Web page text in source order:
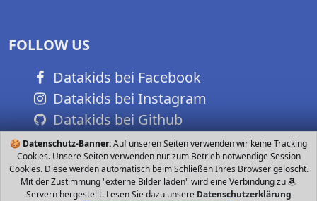
🍪 Datenschutz-Banner:Auf unseren Seiten verwenden wir keine Tracking
Cookies. Unsere Seiten verwenden nur zum Betrieb notwendige Session
Cookies. Diese werden automatisch beim Schließen Ihres Browser gelöscht.
Mit der Zustimmung "externe Bilder laden" wird eine Verbindung zu
Servern hergestellt. Lesen Sie dazu unsere Datenschutzerklärung
FOLLOW US
Datakids bei Facebook
Datakids bei Instagram
Datakids bei Github